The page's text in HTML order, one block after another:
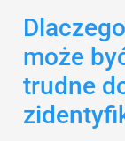
może
trudne